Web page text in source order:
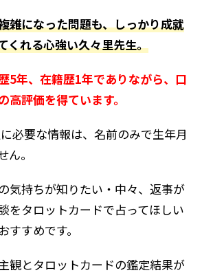
雑になった問題も、しっかり成就
くれる心強い久々里先生。
5年、在籍歴1年でありながら、口
高評価を得ています。
必要な情報は、名前のみで生年月
。
気持ちが知りたい・中々、返事が
をタロットカードで占ってほしい
すめです。
観とタロットカードの鑑定結果が